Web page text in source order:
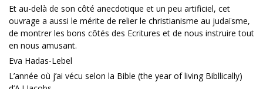
Et au-delà de son côté anecdotique et un peu artificiel, cet
ouvrage a aussi le mérite de relier le christianisme au judaïsme,
de montrer les bons côtés des Ecritures et de nous instruire tout
en nous amusant.
Eva Hadas-Lebel
L’année où j’ai vécu selon la Bible (the year of living Bibllically)